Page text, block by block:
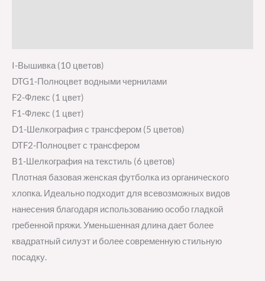
I-Вышивка (10 цветов)
DTG1-Полноцвет водными чернилами
F2-Флекс (1 цвет)
F1-Флекс (1 цвет)
D1-Шелкография с трансфером (5 цветов)
DTF2-Полноцвет с трансфером
B1-Шелкография на текстиль (6 цветов)
Плотная базовая женская футболка из органического
хлопка. Идеально подходит для всевозможных видов
нанесения благодаря использованию особо гладкой
гребенной пряжи. Уменьшенная длина дает более
квадратный силуэт и более современную стильную
посадку.